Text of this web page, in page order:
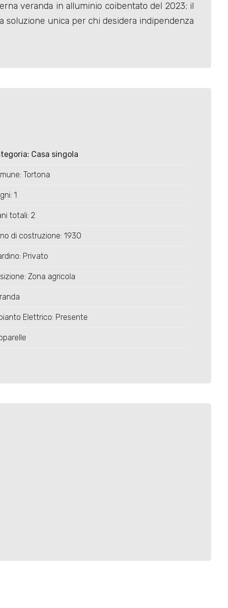
veranda in alluminio coibentato del 2023; il
unica per chi desidera indipendenza
Casa singola
Tortona
1
totali: 2
di costruzione: 1930
Privato
Zona agricola
Elettrico: Presente